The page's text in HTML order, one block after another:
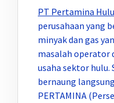
PT Pertamina
perusahaan yang
minyak dan gas
masalah
usaha sektor hulu.
bernaung
PERTAMINA